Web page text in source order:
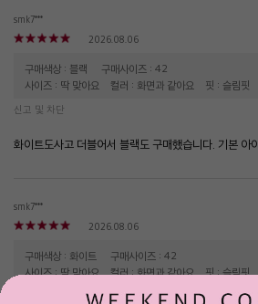
smk7***
2026.08.06
구매색상 : 블랙
구매사이즈 : 42
사이즈 : 딱 맞아요
컬러 : 화면과 같아요 핏 : 슬림핏
신고 및 차단
화이트도사고 더블어서 블랙도 구매했습니다. 기본 아
smk7***
2026.08.06
구매색상 : 화이트
구매사이즈 : 42
사이즈 : 딱 맞아요
컬러 : 화면과 같아요 핏 : 슬림핏